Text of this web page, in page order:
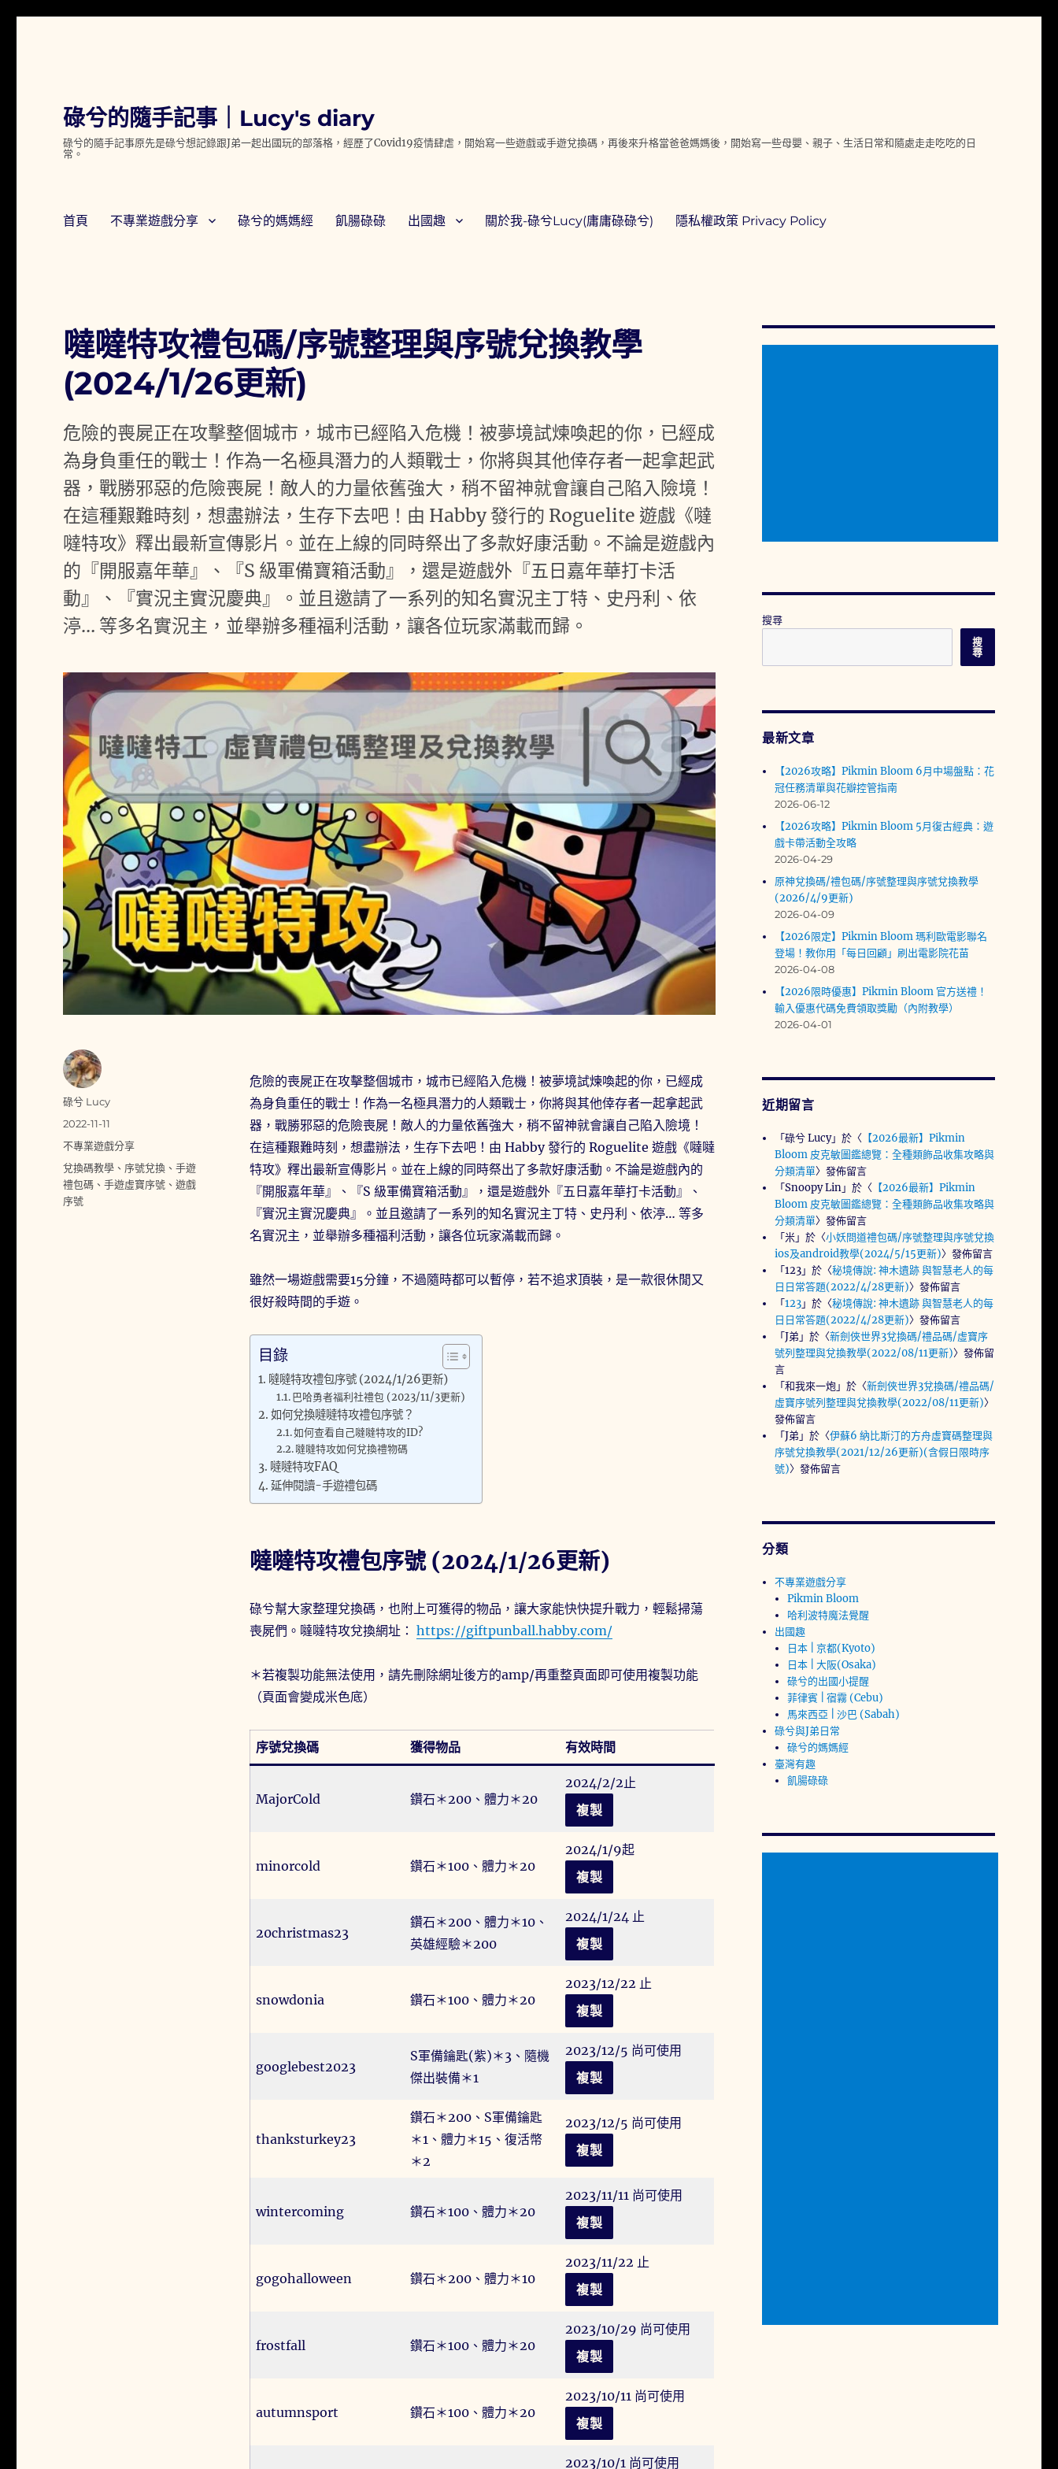
碌兮的隨手記事｜Lucy's diary
碌兮的隨手記事原先是碌兮想記錄跟J弟一起出國玩的部落格，經歷了Covid19疫情肆虐，開始寫一些遊戲或手遊兌換碼，再後來升格當爸爸媽媽後，開始寫一些母嬰、親子、生活日常和隨處走走吃吃的日
常。
首頁 不專業遊戲分享 碌兮的媽媽經 飢腸碌碌 出國趣 關於我-碌兮Lucy(庸庸碌碌兮) 隱私權政策 Privacy Policy
噠噠特攻禮包碼/序號整理與序號兌換教學
(2024/1/26更新)
危險的喪屍正在攻擊整個城市，城市已經陷入危機！被夢境試煉喚起的你，已經成
為身負重任的戰士！作為一名極具潛力的人類戰士，你將與其他倖存者一起拿起武
器，戰勝邪惡的危險喪屍！敵人的力量依舊強大，稍不留神就會讓自己陷入險境！
在這種艱難時刻，想盡辦法，生存下去吧！由 Habby 發行的 Roguelite 遊戲《噠
噠特攻》釋出最新宣傳影片。並在上線的同時祭出了多款好康活動。不論是遊戲內
的『開服嘉年華』、『S 級軍備寶箱活動』，還是遊戲外『五日嘉年華打卡活
動』、『實況主實況慶典』。並且邀請了一系列的知名實況主丁特、史丹利、依
渟… 等多名實況主，並舉辦多種福利活動，讓各位玩家滿載而歸。
危險的喪屍正在攻擊整個城市，城市已經陷入危機！被夢境試煉喚起的你，已經成
為身負重任的戰士！作為一名極具潛力的人類戰士，你將與其他倖存者一起拿起武
器，戰勝邪惡的危險喪屍！敵人的力量依舊強大，稍不留神就會讓自己陷入險境！
在這種艱難時刻，想盡辦法，生存下去吧！由 Habby 發行的 Roguelite 遊戲《噠噠
特攻》釋出最新宣傳影片。並在上線的同時祭出了多款好康活動。不論是遊戲內的
『開服嘉年華』、『S 級軍備寶箱活動』，還是遊戲外『五日嘉年華打卡活動』、
『實況主實況慶典』。並且邀請了一系列的知名實況主丁特、史丹利、依渟… 等多
名實況主，並舉辦多種福利活動，讓各位玩家滿載而歸。
雖然一場遊戲需要15分鐘，不過隨時都可以暫停，若不追求頂裝，是一款很休閒又
很好殺時間的手遊。
目錄
噠噠特攻禮包序號 (2024/1/26更新)
巴哈勇者福利社禮包 (2023/11/3更新)
如何兌換噠噠特攻禮包序號？
如何查看自己噠噠特攻的ID?
噠噠特攻如何兌換禮物碼
噠噠特攻FAQ
延伸閱讀-手遊禮包碼
噠噠特攻禮包序號 (2024/1/26更新)
碌兮幫大家整理兌換碼，也附上可獲得的物品，讓大家能快快提升戰力，輕鬆掃蕩
喪屍們。噠噠特攻兌換網址： https://giftpunball.habby.com/
＊若複製功能無法使用，請先刪除網址後方的amp/再重整頁面即可使用複製功能
（頁面會變成米色底）
序號兌換碼 獲得物品 有效時間
MajorCold 鑽石＊200、體力＊20
2024/2/2止
複製
minorcold 鑽石＊100、體力＊20
2024/1/9起
複製
20christmas23
鑽石＊200、體力＊10、
英雄經驗＊200
2024/1/24 止
複製
snowdonia 鑽石＊100、體力＊20
2023/12/22 止
複製
googlebest2023
S軍備鑰匙(紫)＊3、隨機
傑出裝備＊1
2023/12/5 尚可使用
複製
thanksturkey23
鑽石＊200、S軍備鑰匙
＊1、體力＊15、復活幣
＊2
2023/12/5 尚可使用
複製
wintercoming 鑽石＊100、體力＊20
2023/11/11 尚可使用
複製
gogohalloween 鑽石＊200、體力＊10
2023/11/22 止
複製
frostfall 鑽石＊100、體力＊20
2023/10/29 尚可使用
複製
autumnsport 鑽石＊100、體力＊20
2023/10/11 尚可使用
複製
2023/10/1 尚可使用
作
者
碌兮 Lucy
發
佈
期:
2022-11-11
分
類
不專業遊戲分享
標
籤
兌換碼教學 、 序號兌換 、手遊
禮包碼 、手遊虛寶序號 、遊戲
序號
搜尋
搜
尋
最新文章
【2026攻略】Pikmin Bloom 6月中場盤點：花
冠任務清單與花瓣控管指南
2026-06-12
【2026攻略】Pikmin Bloom 5月復古經典：遊
戲卡帶活動全攻略
2026-04-29
原神兌換碼/禮包碼/序號整理與序號兌換教學
(2026/4/9更新)
2026-04-09
【2026限定】Pikmin Bloom 瑪利歐電影聯名
登場！教你用「每日回顧」刷出電影院花苗
2026-04-08
【2026限時優惠】Pikmin Bloom 官方送禮！
輸入優惠代碼免費領取獎勵（內附教學）
2026-04-01
近期留言
「碌兮 Lucy」於〈 【2026最新】Pikmin
Bloom 皮克敏圖鑑總覽：全種類飾品收集攻略與
分類清單〉發佈留言
「Snoopy Lin」於〈 【2026最新】Pikmin
Bloom 皮克敏圖鑑總覽：全種類飾品收集攻略與
分類清單〉發佈留言
「米」於〈小妖問道禮包碼/序號整理與序號兌換
ios及android教學(2024/5/15更新)〉發佈留言
「123」於〈秘境傳說: 神木遺跡 與智慧老人的每
日日常答題(2022/4/28更新)〉發佈留言
「123」於〈秘境傳說: 神木遺跡 與智慧老人的每
日日常答題(2022/4/28更新)〉發佈留言
「J弟 」於〈新劍俠世界3兌換碼/禮品碼/虛寶序
號列整理與兌換教學(2022/08/11更新)〉發佈留
言
「和我來一炮」於〈新劍俠世界3兌換碼/禮品碼/
虛寶序號列整理與兌換教學(2022/08/11更新)〉
發佈留言
「J弟 」於〈伊蘇6 納比斯汀的方舟虛寶碼整理與
序號兌換教學(2021/12/26更新)(含假日限時序
號)〉發佈留言
分類
不專業遊戲分享
Pikmin Bloom
哈利波特魔法覺醒
出國趣
日本 | 京都(Kyoto)
日本 | 大阪(Osaka)
碌兮的出國小提醒
菲律賓 | 宿霧 (Cebu)
馬來西亞 | 沙巴 (Sabah)
碌兮與J弟日常
碌兮的媽媽經
臺灣有趣
飢腸碌碌